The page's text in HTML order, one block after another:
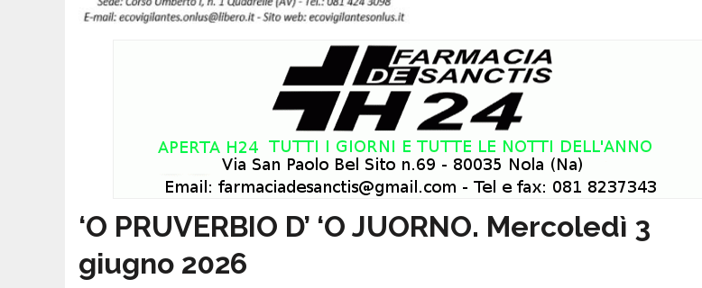
‘O PRUVERBIO D’ ‘O JUORNO. Mercoledì 3
giugno 2026